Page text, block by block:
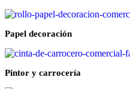
Papel decoración
Pintor y carrocería